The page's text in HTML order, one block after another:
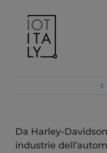
contenuto
Da Harley-
industrie